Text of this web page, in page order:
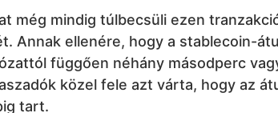
még mindig túlbecsüli ezen
Annak ellenére, hogy a stablecoin-
függően néhány másodperc
közel fele azt várta, hogy az
tart.